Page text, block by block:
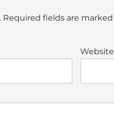
Required fields are marked
Website